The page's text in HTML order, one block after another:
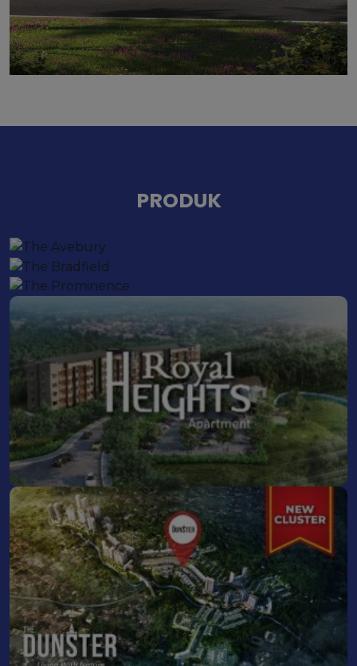
PRODUK